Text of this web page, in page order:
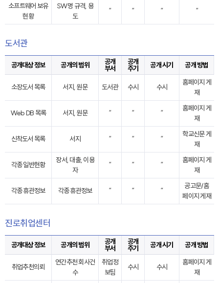
소프트웨어 보유
현황
SW명 규격, 용
도
“ “ “ “
도서관
공개대상 정보 공개의 범위 공개
부서
공개
주기 공개 시기 공개 방법
소장도서 목록 서지, 원문 도서관 수시 수시
홈페이지 게
재
Web DB 목록 서지, 원문 “ “ “
홈페이지 게
재
신착도서 목록 서지 “ “ “
학교신문 게
재
각종 일반현황
장서, 대출, 이용
자
“ “ “
홈페이지 게
재
각종 휴관정보 각종 휴관정보 “ “ “
공고문/홈
페이지 게재
진로취업센터
공개대상 정보 공개의 범위 공개
부서
공개
주기 공개 시기 공개 방법
취업추천의뢰
연간추천 회사건
수
취업정
보팀
수시 수시
홈페이지 게
재